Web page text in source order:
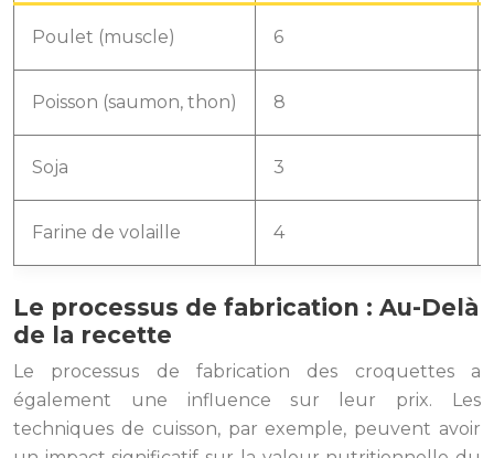
Poulet (muscle) 6
Poisson (saumon, thon) 8
Soja 3
Farine de volaille 4
Le processus de fabrication : Au-Delà
de la recette
Le processus de fabrication des croquettes a
également une influence sur leur prix. Les
techniques de cuisson, par exemple, peuvent avoir